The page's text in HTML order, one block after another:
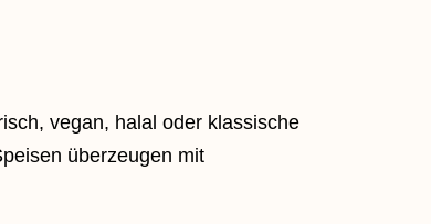
vegan, halal oder klassische
überzeugen mit